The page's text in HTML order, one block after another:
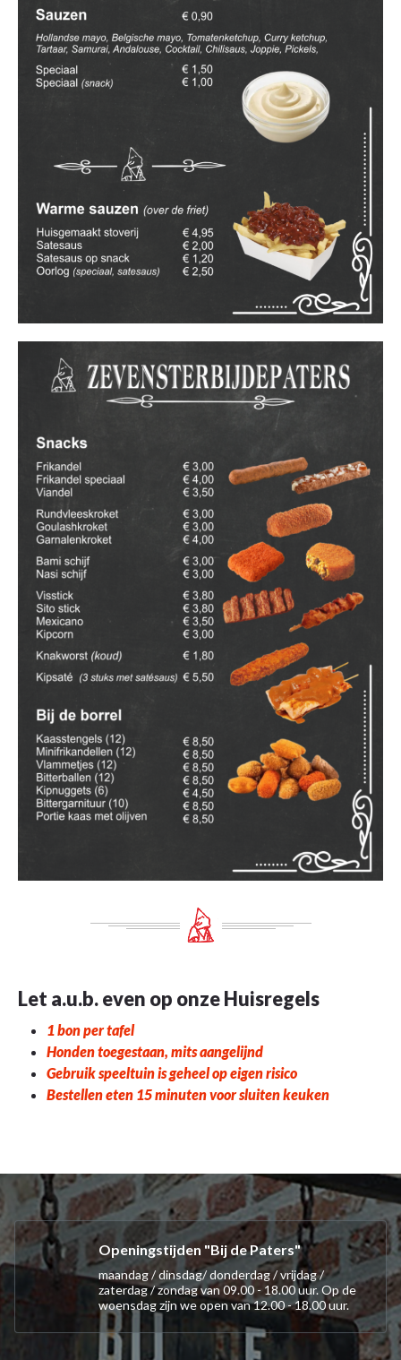
Let a.u.b. even op onze Huisregels
1 bon per tafel
Honden toegestaan, mits aangelijnd
Gebruik speeltuin is geheel op eigen risico
Bestellen eten 15 minuten voor sluiten keuken
Openingstijden "Bij de Paters"
maandag / dinsdag/ donderdag / vrijdag /
zaterdag / zondag van 09.00 - 18.00 uur. Op de
woensdag zijn we open van 12.00 - 18.00 uur.